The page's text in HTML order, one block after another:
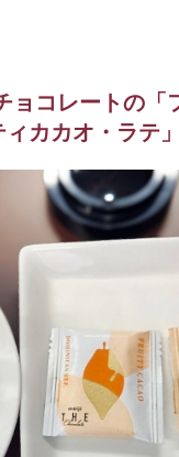
ョコレートの「
ィカカオ・ラテ」